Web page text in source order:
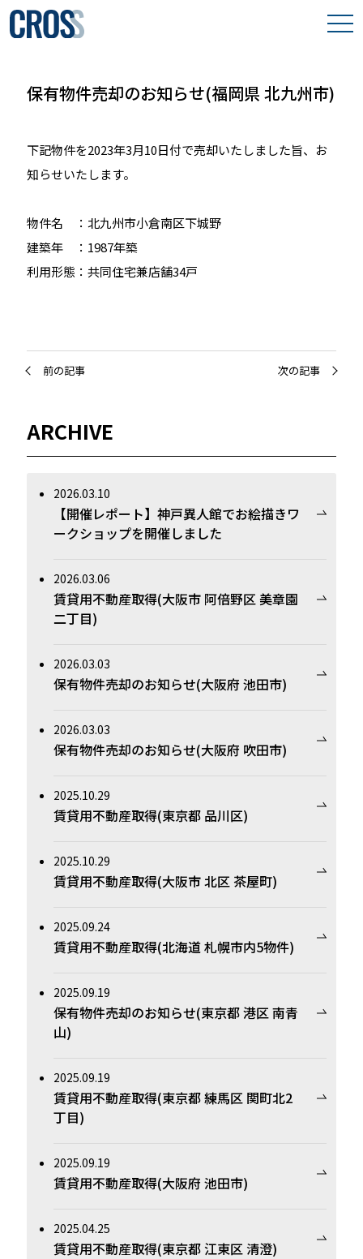
保有物件
保有物件売却のお知らせ(福岡県 北九州市)
下記物件を2023年3月10日付で売却いたしました旨、お
知らせいたします。
物件名 ：北九州市小倉南区下城野
建築年 ：1987年築
利用形態：共同住宅兼店舗34戸
前の記事 次の記事
ARCHIVE
2026.03.10
【開催レポート】神戸異人館でお絵描きワ
ークショップを開催しました
2026.03.06
賃貸用不動産取得(大阪市 阿倍野区 美章園
二丁目)
2026.03.03
保有物件売却のお知らせ(大阪府 池田市)
2026.03.03
保有物件売却のお知らせ(大阪府 吹田市)
2025.10.29
賃貸用不動産取得(東京都 品川区)
2025.10.29
賃貸用不動産取得(大阪市 北区 茶屋町)
2025.09.24
賃貸用不動産取得(北海道 札幌市内5物件)
2025.09.19
保有物件売却のお知らせ(東京都 港区 南青
山)
2025.09.19
賃貸用不動産取得(東京都 練馬区 関町北2
丁目)
2025.09.19
賃貸用不動産取得(大阪府 池田市)
2025.04.25
賃貸用不動産取得(東京都 江東区 清澄)